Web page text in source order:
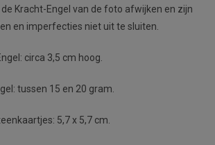
Kracht-Engel van de foto afwijken en zijn
en imperfecties niet uit te sluiten.
circa 3,5 cm hoog.
tussen 15 en 20 gram.
5,7 x 5,7 cm.